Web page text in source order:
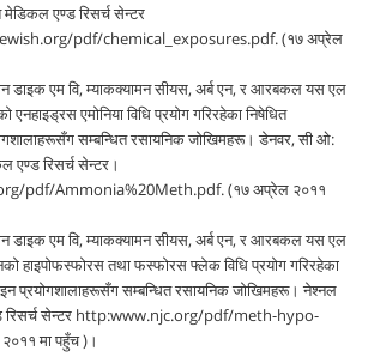
एण्ड रिसर्च सेन्टर
pdf/chemical_exposures.pdf. (१७ अप्रेल
डाइक एम वि, म्याकक्यामन सीयस, अर्ब एन, र आरबकल यस एल
एनहाइड्रस एमोनिया विधि प्रयोग गरिरहेका निषेधित
सम्बन्धित रसायनिक जोखिमहरू। डेनवर, सी ओ:
एण्ड रिसर्च सेन्टर।
pdf/Ammonia%20Meth.pdf. (१७ अप्रेल २०११
डाइक एम वि, म्याकक्यामन सीयस, अर्ब एन, र आरबकल यस एल
हाइपोफस्फोरस तथा फस्फोरस फ्लेक विधि प्रयोग गरिरहेका
प्रयोगशालाहरूसँग सम्बन्धित रसायनिक जोखिमहरू। नेश्नल
रिसर्च सेन्टर http:www.njc.org/pdf/meth-hypo-
मा पहुँच )।